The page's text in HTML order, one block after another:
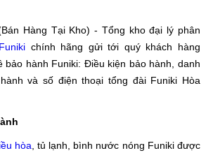
án Hàng Tại Kho)- Tổng kho đại lý phân
chính hãng gửi tới quý khách hàng
bảo hành Funiki: Điều kiện bảo hành, danh
và số điện thoại tổng đài Funiki Hòa
hòa , tủ lạnh, bình nước nóng Funiki được